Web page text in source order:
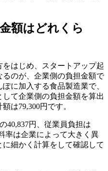
額はどれくら
はじめ、スタートアップ起
のが、企業側の負担金額で
に加入する食品製造業で、
て企業側の負担金額を算出
は79,300円です。
40,837円、従業員負担は
率は企業によって大きく異
細かく計算をして確認して